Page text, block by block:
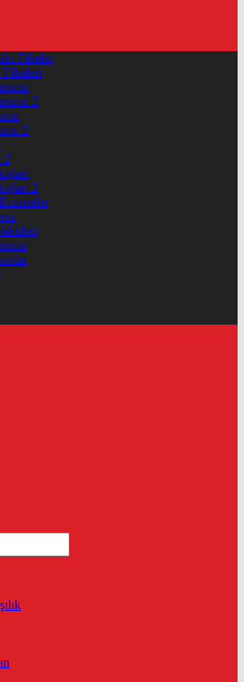
Filmler
Filmleri
2
2
2
2